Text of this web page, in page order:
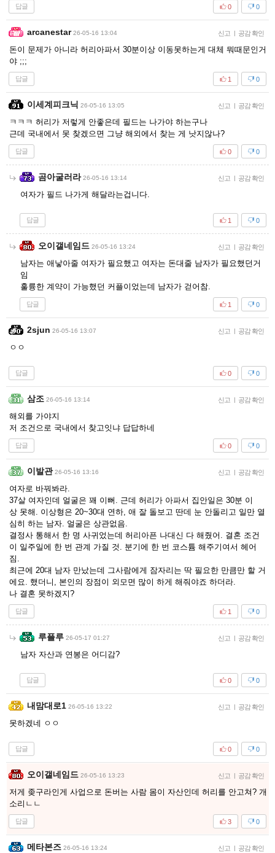
답글 0
0
arcanestar 26-05-16 13:04 신고 | 공감 확인
돈이 문제가 아니라 허리아파서 30분이상 이동못하는게 대체 뭐때문인거
야 ;;;
답글 0
1
이세계피크닉 26-05-16 13:05 신고 | 공감 확인
ㅋㅋㅋ 허리가 저렇게 안좋은데 필드는 나가야 하는구나
근데 국내에서 못 찾겠으면 그냥 해외에서 찾는 게 낫지않나?
답글 0
0
곰아굴러라 26-05-16 13:14 신고 | 공감 확인
여자가 필드 나가게 해달라는겁니다.
답글 0
1
오이갤네임드 26-05-16 13:24 신고 | 공감 확인
남자는 애낳아줄 여자가 필요했고 여자는 돈대줄 남자가 필요했던거
임
훌륭한 계약이 가능했던 커플이었는데 남자가 걷어참.
답글 0
1
2sjun 26-05-16 13:07 신고 | 공감 확인
ㅇㅇ
답글 0
0
삼조 26-05-16 13:14 신고 | 공감 확인
해외를 가야지
저 조건으로 국내에서 찾고잇냐 답답하네
답글 0
0
이발관 26-05-16 13:16 신고 | 공감 확인
여자로 바꿔봐라.
37살 여자인데 얼굴은 꽤 이뻐. 근데 허리가 아파서 집안일은 30분 이
상 못해. 이상형은 20~30대 연하, 애 잘 돌보고 딴데 눈 안돌리고 일만 열
심히 하는 남자. 얼굴은 상관없음.
결정사 통해서 한 명 사귀었는데 허리아픈 나대신 다 해줬어. 결혼 조건
이 일주일에 한 번 관계 가질 것. 분기에 한 번 코스튬 해주기여서 헤어
짐.
최근에 20대 남자 만났는데 그사람에게 잠자리는 딱 필요한 만큼만 할 거
에요. 했더니, 본인의 장점이 외모면 많이 하게 해줘야죠 하더라.
나 결혼 못하겠지?
답글 0
1
루플루 26-05-17 01:27 신고 | 공감 확인
남자 자산과 연봉은 어디감?
답글 0
0
내맘대로1 26-05-16 13:22 신고 | 공감 확인
못하겠네 ㅇㅇ
답글 0
0
오이갤네임드 26-05-16 13:23 신고 | 공감 확인
저게 좆구라인게 사업으로 돈버는 사람 몸이 자산인데 허리를 안고쳐? 개
소리ㄴㄴ
답글 0
3
메타본즈 26-05-16 13:24 신고 | 공감 확인